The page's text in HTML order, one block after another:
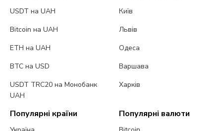
USDT на UAH
Bitcoin на UAH
ETH на UAH
BTC на USD
USDT TRC20 на Монобанк
UAH
Київ
Львів
Одеса
Варшава
Харків
Популярні країни Популярні валюти